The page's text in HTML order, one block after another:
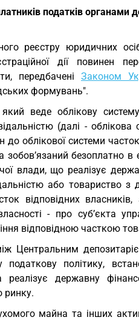
податків органами
реєстру юридичних
дії повинен
передбачені Законом
формувань".
який веде облікову
(далі -
до облікової системи
безоплатно
влади, що реалізує
або товариство з
відповідних
- про суб’єкта
відповідною часткою
Центральним
політику,
державну
ринку.
майна та інших